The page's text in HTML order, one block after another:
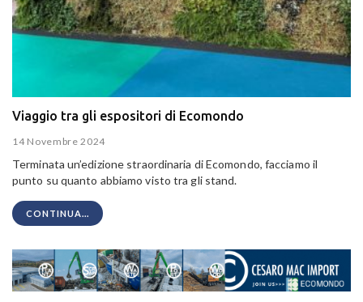
Viaggio tra gli espositori di Ecomondo
14 Novembre 2024
Terminata un’edizione straordinaria di Ecomondo, facciamo il
punto su quanto abbiamo visto tra gli stand.
CONTINUA...